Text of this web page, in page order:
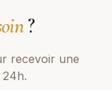
?
recevoir une
24h.